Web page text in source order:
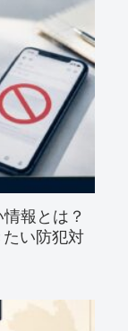
報とは？
たい防犯対